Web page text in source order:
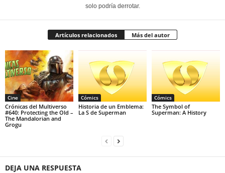
solo podría derrotar.
Artículos relacionados Más del autor
Cine
Crónicas del Multiverso
#640: Protecting the Old –
The Mandalorian and
Grogu
Cómics
Historia de un Emblema:
La S de Superman
Cómics
The Symbol of
Superman: A History
DEJA UNA RESPUESTA